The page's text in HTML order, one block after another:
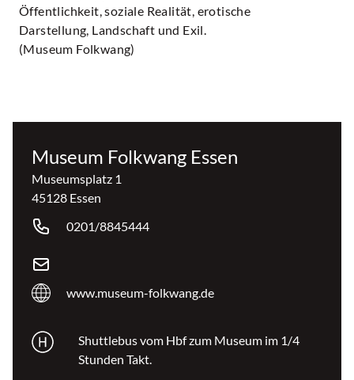
Öffentlichkeit, soziale Realität, erotische
Darstellung, Landschaft und Exil.
(Museum Folkwang)
Museum Folkwang Essen
Museumsplatz 1
45128 Essen
0201/8845444
www.museum-folkwang.de
Shuttlebus vom Hbf zum Museum im 1/4
Stunden Takt.